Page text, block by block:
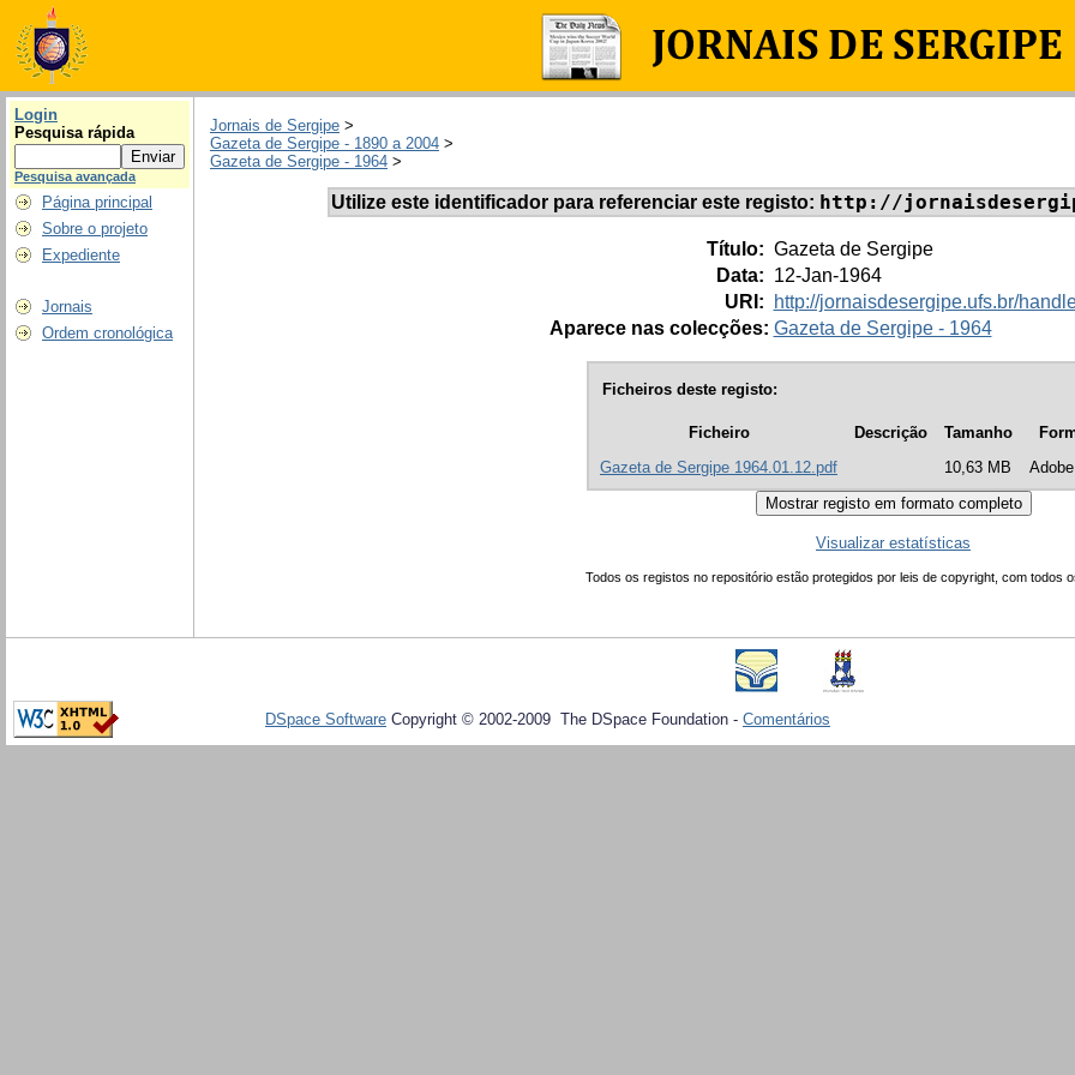
Login
Pesquisa rápida
Pesquisa avançada
Página principal
Sobre o projeto
Expediente
Jornais
Ordem cronológica
Jornais de Sergipe >
Gazeta de Sergipe - 1890 a 2004 >
Gazeta de Sergipe - 1964 >
Utilize este identificador para referenciar este registo: http://
Título: Gazeta de Sergipe
Data: 12-Jan-1964
URI:
http://jornaisdesergipe.ufs.br/
Aparece nas colecções: Gazeta de Sergipe - 1964
Ficheiros deste registo:
Ficheiro Descrição Tamanho
Gazeta de Sergipe 1964.01.12.pdf
10,63 MB
Visualizar estatísticas
Todos os registos no repositório estão protegidos por leis de copyright, com todos
DSpace Software Copyright © 2002-2009 The DSpace Foundation - Comentários